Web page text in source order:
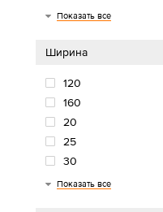
40
33
30
22
20
18
15
12
100
Показать все
Ширина
120
160
20
25
30
33
40
42
45
50
60
80
90
Показать все